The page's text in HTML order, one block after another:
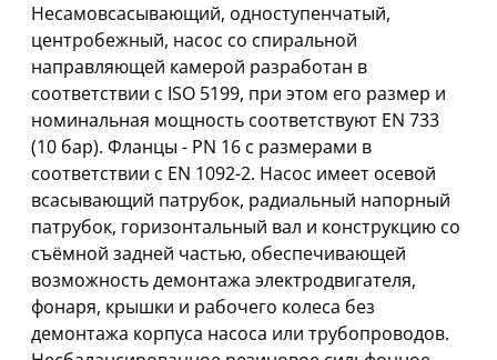
Несамовсасывающий, одноступенчатый,
центробежный, насос со спиральной
направляющей камерой разработан в
соответствии с ISO 5199, при этом его размер и
номинальная мощность соответствуют EN 733
(10 бар). Фланцы - PN 16 с размерами в
соответствии с EN 1092-2. Насос имеет осевой
всасывающий патрубок, радиальный напорный
патрубок, горизонтальный вал и конструкцию со
съёмной задней частью, обеспечивающей
возможность демонтажа электродвигателя,
фонаря, крышки и рабочего колеса без
демонтажа корпуса насоса или трубопроводов.